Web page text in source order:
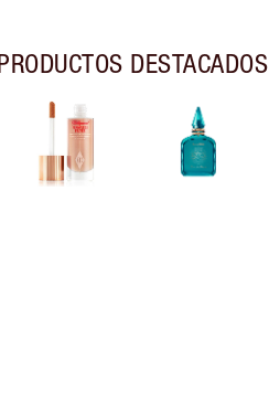
DESTACADOS